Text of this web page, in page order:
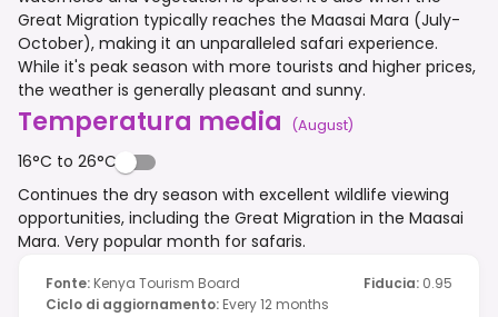
Great Migration typically reaches the Maasai Mara (July-
October), making it an unparalleled safari experience.
While it's peak season with more tourists and higher prices,
the weather is generally pleasant and sunny.
Temperatura media (August)
16°C to 26°C
Continues the dry season with excellent wildlife viewing
opportunities, including the Great Migration in the Maasai
Mara. Very popular month for safaris.
Fonte: Kenya Tourism Board Fiducia: 0.95
Ciclo di aggiornamento: Every 12 months